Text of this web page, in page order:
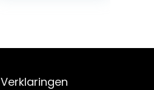
Verklaringen